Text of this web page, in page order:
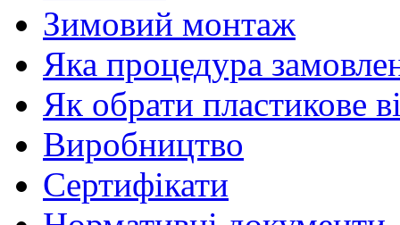
Зимовий монтаж
Яка процедура
Як обрати пластикове
Виробництво
Сертифікати